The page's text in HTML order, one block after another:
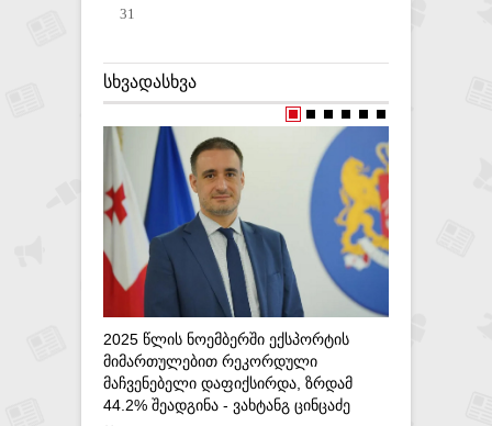
31
ᲡᲮᲕᲐᲓᲐᲡᲮᲕᲐ
2025 ᲬᲚᲘᲡ ᲜᲝᲔᲛᲑᲔᲠᲨᲘ ᲔᲥᲡᲞᲝᲠᲢᲘᲡ
ᲛᲘᲛᲐᲠᲗᲣᲚᲔᲑᲘᲗ ᲠᲔᲙᲝᲠᲓᲣᲚᲘ
ᲛᲐᲩᲕᲔᲜᲔᲑᲔᲚᲘ ᲓᲐᲤᲘᲥᲡᲘᲠᲓᲐ, ᲖᲠᲓᲐᲛ
44.2% ᲨᲔᲐᲓᲒᲘᲜᲐ - ᲕᲐᲮᲢᲐᲜᲒ ᲪᲘᲜᲪᲐᲫᲔ